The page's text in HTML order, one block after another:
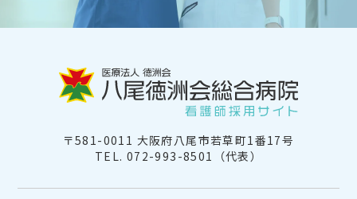
〒581-0011 大阪府八尾市若草町1番17号
TEL. 072-993-8501（代表）